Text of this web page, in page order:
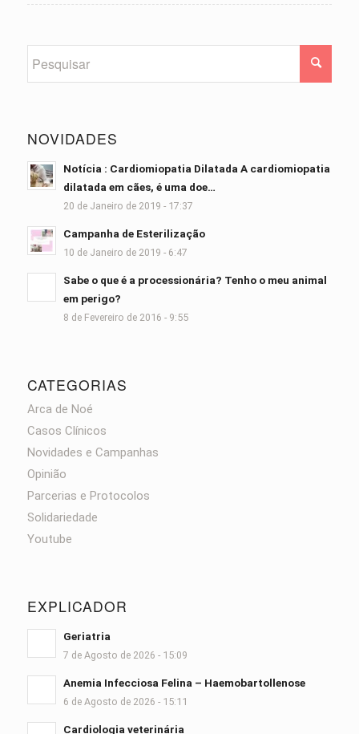
NOVIDADES
Notícia : Cardiomiopatia Dilatada A cardiomiopatia
dilatada em cães, é uma doe…
20 de Janeiro de 2019 - 17:37
Campanha de Esterilização
10 de Janeiro de 2019 - 6:47
Sabe o que é a processionária? Tenho o meu animal
em perigo?
8 de Fevereiro de 2016 - 9:55
CATEGORIAS
Arca de Noé
Casos Clínicos
Novidades e Campanhas
Opinião
Parcerias e Protocolos
Solidariedade
Youtube
EXPLICADOR
Geriatria
7 de Agosto de 2026 - 15:09
Anemia Infecciosa Felina – Haemobartollenose
6 de Agosto de 2026 - 15:11
Cardiologia veterinária